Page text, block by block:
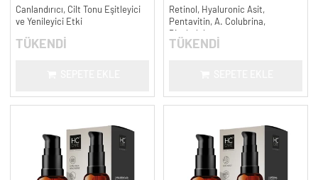
Canlandırıcı, Cilt Tonu Eşitleyici
ve Yenileyici Etki
TÜKENDİ
Retinol, Hyaluronic Asit,
Pentavitin, A. Colubrina,
Bisabolol
TÜKENDİ